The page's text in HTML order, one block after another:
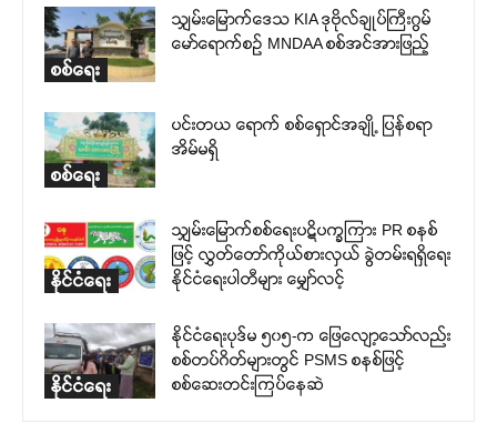
စစ်ရေး
သျှမ်းမြောက်ဒေသ KIA ဒုဗိုလ်ချုပ်ကြီးဂွမ်
မော်ရောက်စဉ် MNDAA စစ်အင်အားဖြည့်
စစ်ရေး
ပင်းတယ ရောက် စစ်ရှောင်အချို့ ပြန်စရာ
အိမ်မရှိ
နိုင်ငံရေး
သျှမ်းမြောက်စစ်ရေးပဋိပက္ခကြား PR စနစ်
ဖြင့် လွှတ်တော်ကိုယ်စားလှယ် ခွဲတမ်းရရှိရေး
နိုင်ငံရေးပါတီများ မျှော်လင့်
နိုင်ငံရေး
နိုင်ငံရေးပုဒ်မ ၅၀၅-က ဖြေလျော့သော်လည်း
စစ်တပ်ဂိတ်များတွင် PSMS စနစ်ဖြင့်
စစ်ဆေးတင်းကြပ်နေဆဲ